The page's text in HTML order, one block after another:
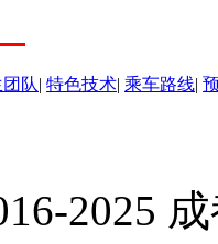
队| 特色技术| 乘车路线|
2025